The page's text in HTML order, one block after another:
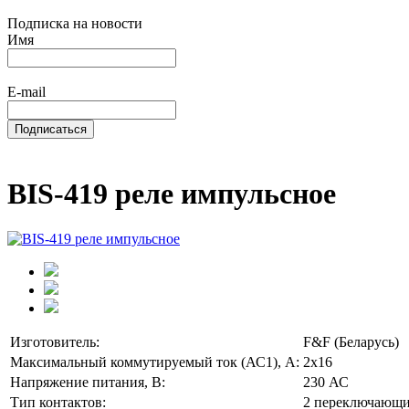
Подписка на новости
Имя
E-mail
BIS-419 реле импульсное
Изготовитель:
F&F (Беларусь)
Максимальный коммутируемый ток (АС1), А: 2х16
Напряжение питания, В:
230 АС
Тип контактов:
2